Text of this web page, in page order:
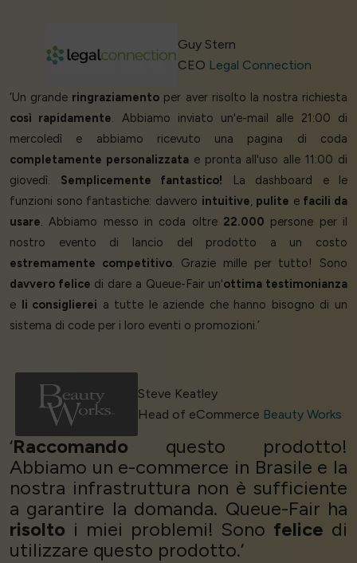
Guy Stern
CEO Legal Connection
‘Un grande ringraziamento per aver risolto la nostra richiesta
così rapidamente. Abbiamo inviato un'e-mail alle 21:00 di
mercoledì e abbiamo ricevuto una pagina di coda
completamente personalizzatae pronta all'uso alle 11:00 di
giovedì. Semplicemente fantastico! La dashboard e le
funzioni sono fantastiche: davvero intuitive, pulite e facili da
usare. Abbiamo messo in coda oltre 22.000 persone per il
nostro evento di lancio del prodotto a un costo
estremamente competitivo. Grazie mille per tutto! Sono
davvero felice di dare a Queue-Fair un'ottima testimonianza
e
li consiglierei a tutte le aziende che hanno bisogno di un
sistema di code per i loro eventi o promozioni.’
Steve Keatley
Head of eCommerce Beauty Works
‘Raccomando questo prodotto!
Abbiamo un e-commerce in Brasile e la
nostra infrastruttura non è sufficiente
a garantire la domanda. Queue-Fair ha
risolto i miei problemi! Sono felice di
utilizzare questo prodotto.’